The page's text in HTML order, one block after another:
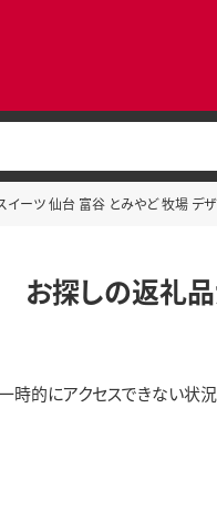
ーツ 仙台 富谷 とみやど 牧場 デ
お探しの返礼品
時的にアクセスできない状